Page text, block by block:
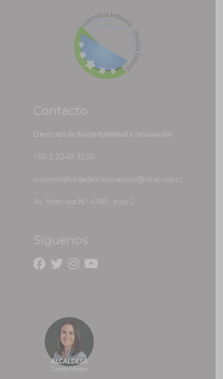
Contacto
Dirección de Sustentabilidad e Innovación
+56 2 2240 3230
sustentabilidadeinnovacion@vitacura.cl
Av. Vitacura N° 4380, piso 2
Síguenos